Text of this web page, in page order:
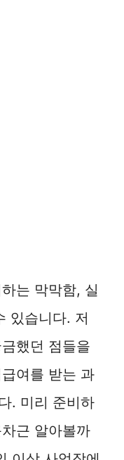
는 막막함, 실
있습니다. 저
했던 점들을
여를 받는 과
. 미리 준비하
근 알아볼까